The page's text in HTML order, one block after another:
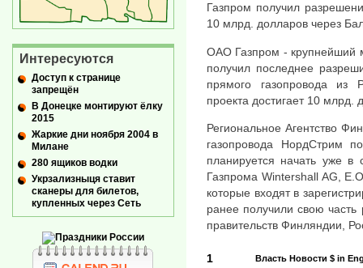
Газпром получил
10 млрд. долларов через
ОАО Газпром - крупнейший
получил последнее
прямого газопровода из
проекта достигает 10
Региональное Агентство
газопровода НордСтрим
планируется начать уже в
Газпрома Wintershall AG,
которые входят в
ранее получили свою часть
правительств Финляндии,
Власть Новости $ in
1
Интересуются
Доступ к странице
запрещён
В Донецке монтируют ёлку
2015
Жаркие дни ноября 2004 в
Милане
280 ящиков водки
Укрзализныця ставит
сканеры для билетов,
купленных через Сеть